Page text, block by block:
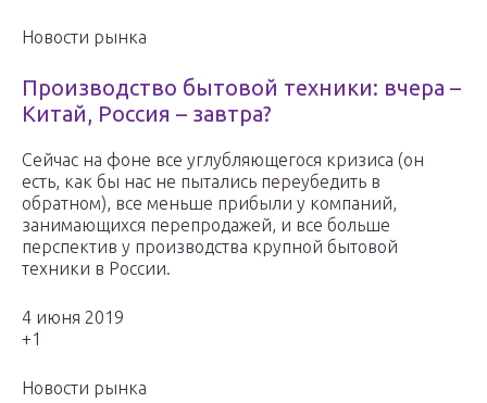
Новости рынка
Производство бытовой техники: вчера –
Китай, Россия – завтра?
Сейчас на фоне все углубляющегося кризиса (он
есть, как бы нас не пытались переубедить в
обратном), все меньше прибыли у компаний,
занимающихся перепродажей, и все больше
перспектив у производства крупной бытовой
техники в России.
4 июня 2019
+1
Новости рынка